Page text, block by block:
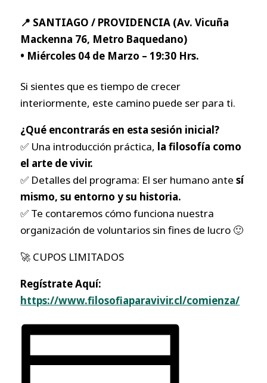
📍 SANTIAGO / PROVIDENCIA (Av. Vicuña
Mackenna 76, Metro Baquedano)
• Miércoles 04 de Marzo – 19:30 Hrs.
Si sientes que es tiempo de crecer
interiormente, este camino puede ser para ti.
¿Qué encontrarás en esta sesión inicial?
✅ Una introducción práctica, la filosofía como
el arte de vivir.
✅ Detalles del programa: El ser humano antesí
mismo, su entorno y su historia.
✅ Te contaremos cómo funciona nuestra
organización de voluntarios sin fines de lucro 🙂
🚀 CUPOS LIMITADOS
Regístrate Aquí:
https://www.filosofiaparavivir.cl/comienza/